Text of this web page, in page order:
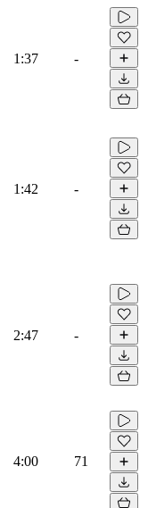
1:37 -
1:42 -
2:47 -
4:00 71